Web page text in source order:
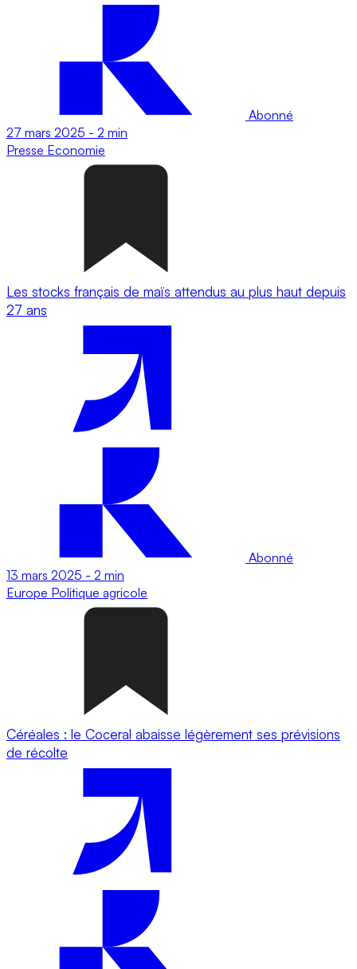
Abonné
27 mars 2025 - 2 min
Presse Economie
Les stocks français de maïs attendus au plus haut depuis
27 ans
Abonné
13 mars 2025 - 2 min
Europe Politique agricole
Céréales : le Coceral abaisse légèrement ses prévisions
de récolte